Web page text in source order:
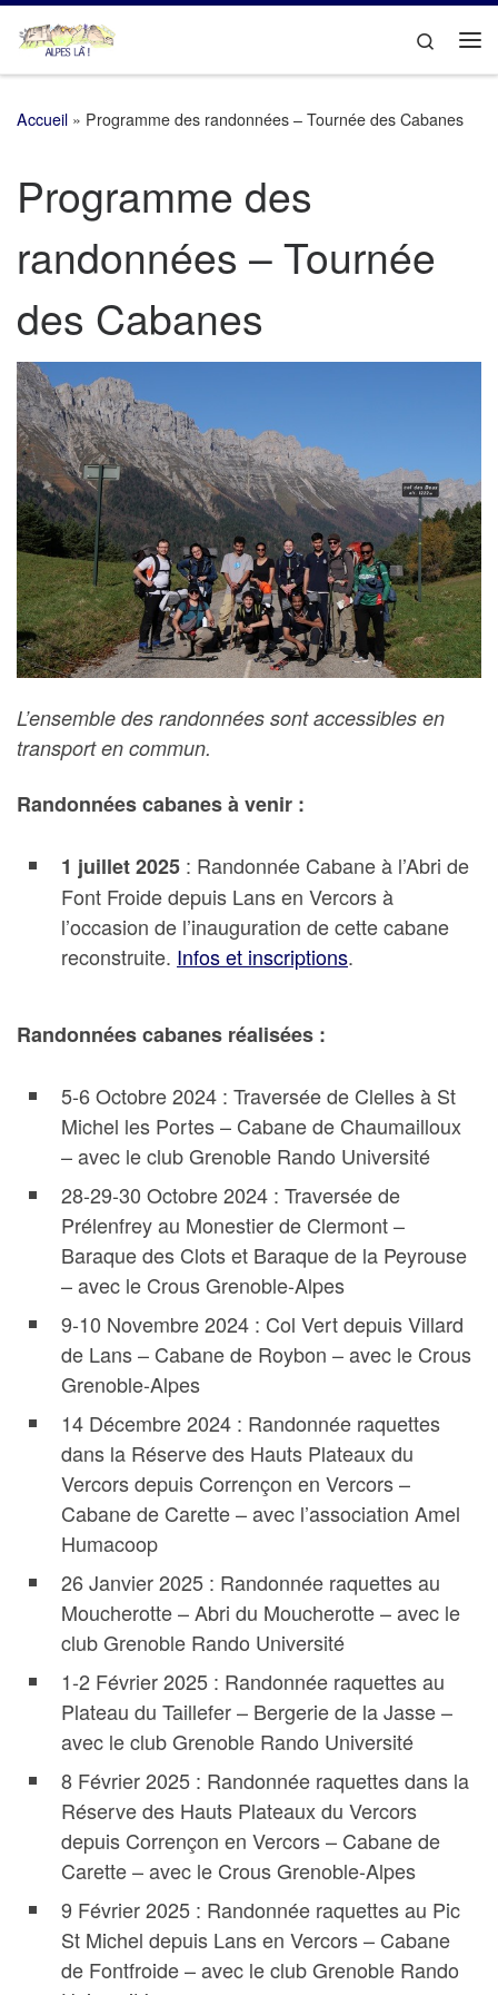
Passer au contenu
Search
Accueil » Programme des randonnées – Tournée des Cabanes
Programme des
randonnées – Tournée
des Cabanes
L’ensemble des randonnées sont accessibles en
transport en commun.
Randonnées cabanes à venir :
1 juillet 2025 : Randonnée Cabane à l’Abri de
Font Froide depuis Lans en Vercors à
l’occasion de l’inauguration de cette cabane
reconstruite. Infos et inscriptions.
Randonnées cabanes réalisées :
5-6 Octobre 2024 : Traversée de Clelles à St
Michel les Portes – Cabane de Chaumailloux
– avec le club Grenoble Rando Université
28-29-30 Octobre 2024 : Traversée de
Prélenfrey au Monestier de Clermont –
Baraque des Clots et Baraque de la Peyrouse
– avec le Crous Grenoble-Alpes
9-10 Novembre 2024 : Col Vert depuis Villard
de Lans – Cabane de Roybon – avec le Crous
Grenoble-Alpes
14 Décembre 2024 : Randonnée raquettes
dans la Réserve des Hauts Plateaux du
Vercors depuis Corrençon en Vercors –
Cabane de Carette – avec l’association Amel
Humacoop
26 Janvier 2025 : Randonnée raquettes au
Moucherotte – Abri du Moucherotte – avec le
club Grenoble Rando Université
1-2 Février 2025 : Randonnée raquettes au
Plateau du Taillefer – Bergerie de la Jasse –
avec le club Grenoble Rando Université
8 Février 2025 : Randonnée raquettes dans la
Réserve des Hauts Plateaux du Vercors
depuis Corrençon en Vercors – Cabane de
Carette – avec le Crous Grenoble-Alpes
9 Février 2025 : Randonnée raquettes au Pic
St Michel depuis Lans en Vercors – Cabane
de Fontfroide – avec le club Grenoble Rando